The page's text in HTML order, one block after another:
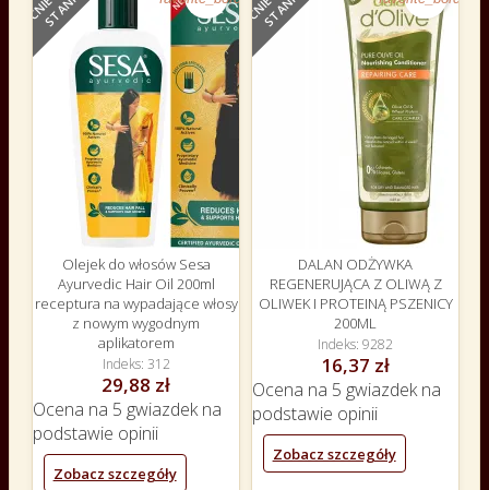
Olejek do włosów Sesa
Ayurvedic Hair Oil 200ml
receptura na wypadające włosy
z nowym wygodnym
aplikatorem
Indeks 312
29,88 zł
Ocena na 5 gwiazdek na
podstawie opinii
Zobacz szczegóły
DALAN ODŻYWKA
REGENERUJĄCA Z OLIWĄ Z
OLIWEK I PROTEINĄ PSZENICY
200ML
Indeks 9282
16,37 zł
Ocena na 5 gwiazdek na
podstawie opinii
Zobacz szczegóły